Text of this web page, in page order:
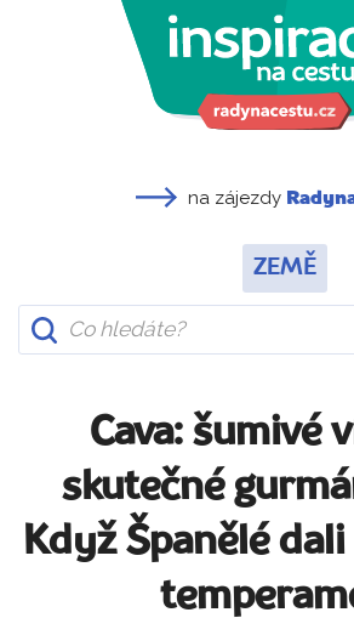
na zájezdy
ZEMĚ
Cava: šumivé
skutečné
Když Španělé